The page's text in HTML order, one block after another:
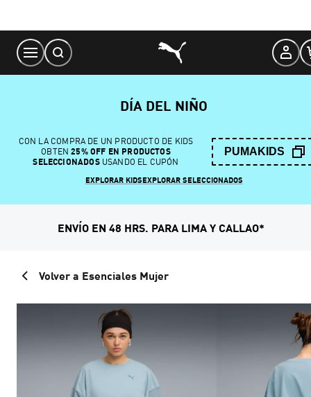
Content
DÍA DEL NIÑO
CON LA COMPRA DE UN PRODUCTO DE KIDS
OBTEN 25% OFF EN PRODUCTOS
SELECCIONADOSUSANDO EL CUPÓN
PUMAKIDS
EXPLORAR KIDSEXPLORAR SELECCIONADOS
ENVÍO EN 48 HRS. PARA LIMA Y CALLAO*
Volver a Esenciales Mujer